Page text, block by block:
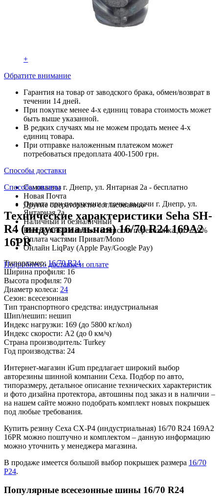
+
Обратите внимание
Гарантия на товар от заводского брака, обмен/возврат в
течении 14 дней.
При покупке менее 4-х единиц товара стоимость может
быть выше указанной.
В редких случаях мы не можем продать менее 4-х
единиц товара.
При отправке наложенным платежом может
потребоваться предоплата 400-1500 грн.
Способы доставки
Самовывоз г. Днепр, ул. Янтарная 2а - бесплатно
Новая Почта
Другие операторы по согласованию
Способы оплаты
Оплата при получении в точке выдачи г. Днепр, ул.
Янтарная 2а
Наличный и безналичный
Наложенный платеж - комиссия перевозчика до +2,9%
Оплата частями Приват/Mono
Онлайн LiqPay (Apple Pay/Google Pay)
Подробнее о доставке и оплате
Технические характеристики Seha SH-
R4 (индустриальная) 16/70 R24 169A2
16PR
Типоразмер: 16/70 R24
Ширина профиля: 16
Высота профиля: 70
Диаметр колеса: 24
Сезон: всесезонная
Тип транспортного средства: индустриальная
Шип/нешип: нешип
Индекс нагрузки: 169 (до 5800 кг/кол)
Индекс скорости: A2 (до 0 км/ч)
Страна производитель: Turkey
Год производства: 24
Интернет-магазин iGum предлагает широкий выбор
авторезины шинной компании Сеха. Подбор по авто,
типоразмеру, детальное описание технических характеристик
и фото дизайна протектора, автошины под заказ и в наличии –
на нашем сайте можно подобрать комплект новых покрышек
под любые требования.
Купить резину Сеха СХ-Р4 (индустриальная) 16/70 R24 169A2
16PR можно поштучно и комплектом – данную информацию
можно уточнить у менеджера магазина.
В продаже имеется большой выбор покрышек размера 16/70
Р24.
Популярные всесезонные шины 16/70 R24